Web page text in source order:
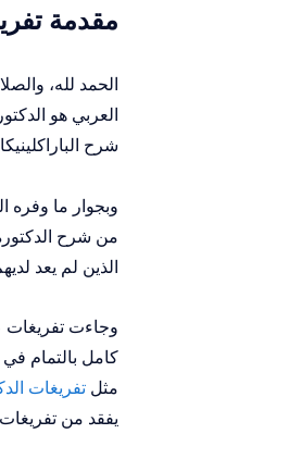
مقدمة
الحمد لله،
العربي هو
شرح
وبجوار ما
من شرح
الذين لم يعد
وجاءت تفريغات
كامل بالتمام في
مثلتفريغات
يفقد من